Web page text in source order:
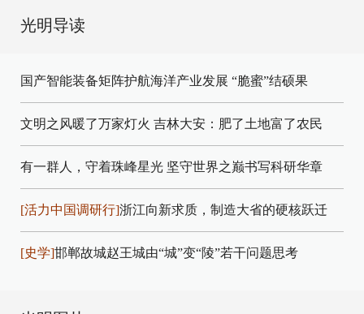
光明导读
国产智能装备矩阵护航海洋产业发展 “脆蜜”结硕果
文明之风暖了万家灯火 吉林大安：肥了土地富了农民
有一群人，守着珠峰星光 坚守世界之巅书写科研华章
[活力中国调研行]浙江向新求质，制造大省的硬核跃迁
[史学]邯郸故城赵王城由“城”变“陵”若干问题思考